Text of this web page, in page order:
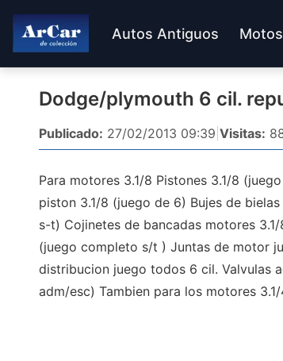
Autos Antiguos
Dodge/plymouth 6 cil.
Publicado: 27/02/2013 09:39 Visitas:
Para motores 3.1/8 Pistones 3.1/8
piston 3.1/8 (juego de 6) Bujes de
s-t) Cojinetes de bancadas motores
(juego completo s/t ) Juntas de motor
distribucion juego todos 6 cil. Valvulas
adm/esc) Tambien para los motores